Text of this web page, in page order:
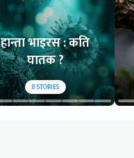
हान्ता भाइरस : कति
घातक ?
8STORIES